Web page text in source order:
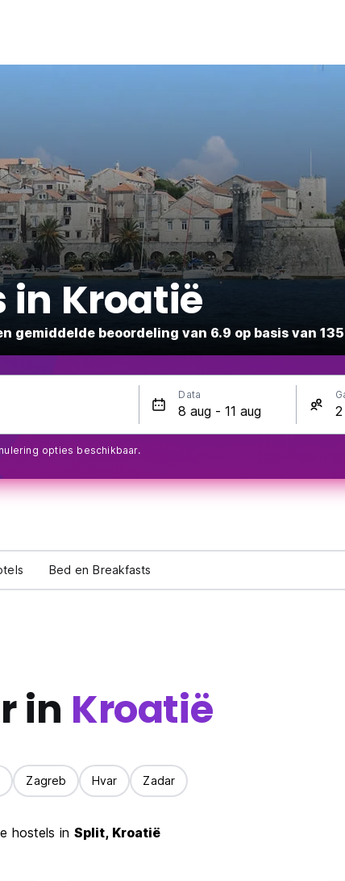
in Kroatië
gemiddelde beoordeling van 6.9 op basis van
Data
opties beschikbaar.
Bed en Breakfasts
in Kroatië
Zagreb Hvar Zadar
hostels in Split, Kroatië